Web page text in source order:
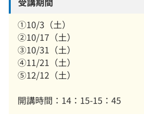
①10/3（土）
②10/17（土）
③10/31（土）
④11/21（土）
⑤12/12（土）
開講時間：14：15-15：45